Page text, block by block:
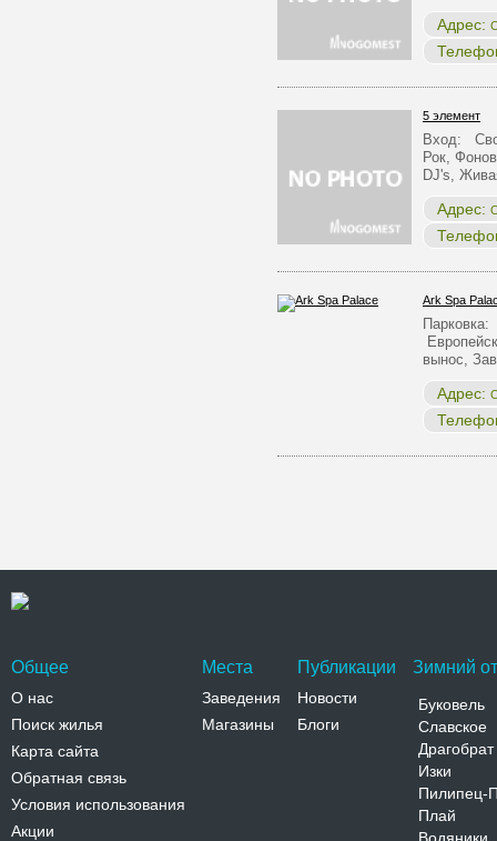
Адрес:
5 элемент
Вход:
Рок,
DJ's,
Адрес:
Ark Spa
вынос,
Адрес:
Общее
О нас
Поиск жилья
Карта сайта
Обратная связь
Условия использования
Акции
Места
Заведения
Магазины
Публикации
Новости
Блоги
Зимний
Буковель
Славское
Драгобрат
Изки
Пилипец-
Плай